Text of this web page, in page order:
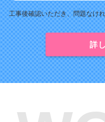
工事後確認いただき、問題なけ
詳